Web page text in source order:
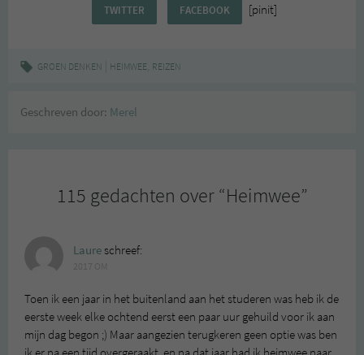
TWITTER FACEBOOK [pinit]
GROEN DENKEN HEIMWEE, REIZEN
Geschreven door: Merel
115 gedachten over “Heimwee”
Laureschreef:
Toen ik een jaar in het buitenland aan het studeren was heb ik de
eerste week elke ochtend eerst een paar uur gehuild voor ik aan
mijn dag begon ;) Maar aangezien terugkeren geen optie was ben